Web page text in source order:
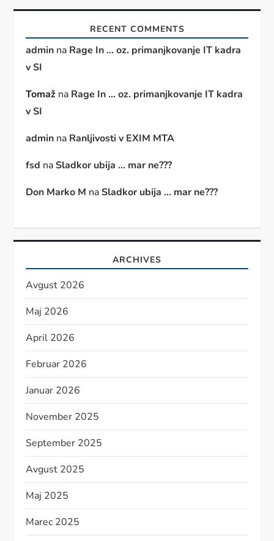
RECENT COMMENTS
admin na Rage In … oz. primanjkovanje IT kadra
v SI
Tomaž na Rage In … oz. primanjkovanje IT kadra
v SI
admin na Ranljivosti v EXIM MTA
fsd naSladkor ubija … mar ne???
Don Marko M naSladkor ubija … mar ne???
ARCHIVES
Avgust 2026
Maj 2026
April 2026
Februar 2026
Januar 2026
November 2025
September 2025
Avgust 2025
Maj 2025
Marec 2025